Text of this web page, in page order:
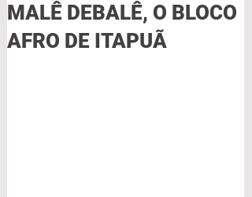
MALÊ DEBALÊ, O BLOCO
AFRO DE ITAPUÃ